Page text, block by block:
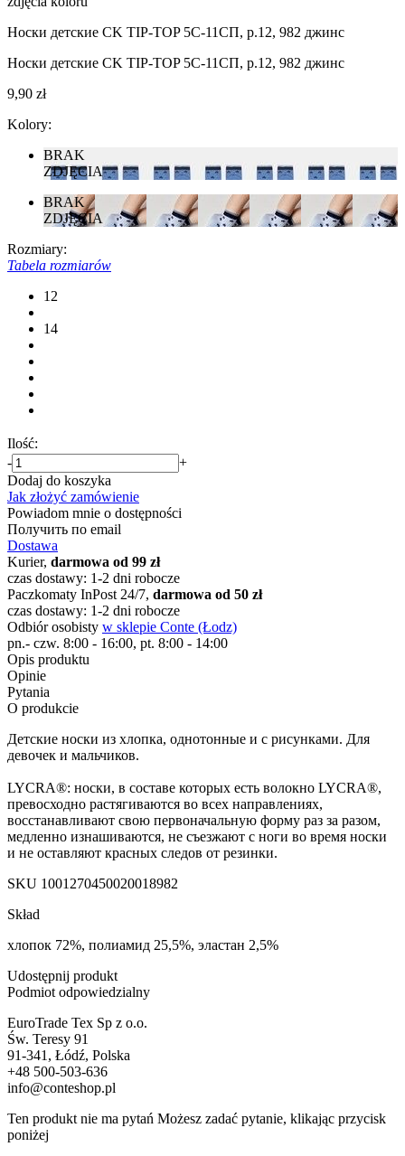
Носки детские CK TIP-TOP 5С-11СП, р.12, 982 джинс
Носки детские CK TIP-TOP 5С-11СП, р.12, 982 джинс
9,90 zł
Kolory:
BRAK
ZDJĘCIA
BRAK
ZDJĘCIA
Rozmiary:
Tabela rozmiarów
12
14
Ilość:
-
+
Dodaj do koszyka
Jak złożyć zamówienie
Powiadom mnie o dostępności
Получить по email
Dostawa
Kurier, darmowa od 99 zł
czas dostawy: 1-2 dni robocze
Paczkomaty InPost 24/7, darmowa od 50 zł
czas dostawy: 1-2 dni robocze
Odbiór osobisty w sklepie Conte (Łodz)
pn.- czw. 8:00 - 16:00, pt. 8:00 - 14:00
Opis produktu
Opinie
Pytania
O produkcie
Детские носки из хлопка, однотонные и с рисунками. Для
девочек и мальчиков.
LYCRA®: носки, в составе которых есть волокно LYCRA®,
превосходно растягиваются во всех направлениях,
восстанавливают свою первоначальную форму раз за разом,
медленно изнашиваются, не съезжают с ноги во время носки
и не оставляют красных следов от резинки.
SKU 1001270450020018982
Skład
хлопок 72%, полиамид 25,5%, эластан 2,5%
Udostępnij produkt
Podmiot odpowiedzialny
EuroTrade Tex Sp z o.o.
Św. Teresy 91
91-341, Łódź, Polska
+48 500-503-636
info@conteshop.pl
Ten produkt nie ma pytań Możesz zadać pytanie, klikając przycisk
poniżej